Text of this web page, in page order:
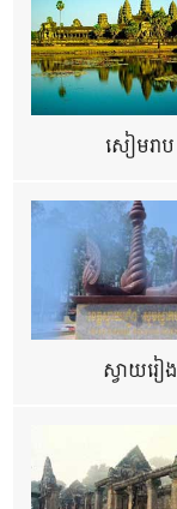
សៀមរាប
ស្វាយរៀង